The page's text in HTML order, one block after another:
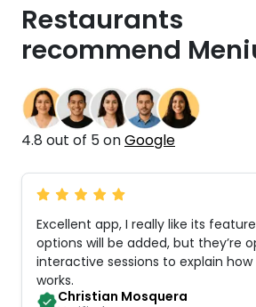
Restaurants
recommend
4.8 out of 5 onGoogle
Excellent app, I really like its
options will be added, but they’re
interactive sessions to explain
works.
Christian Mosquera